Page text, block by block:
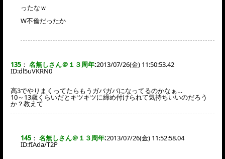
ったなｗ
W不倫だったか
135 ： 名無しさん＠１３周年:2013/07/26(金) 11:50:53.42
ID:dl5uVKRN0
高3でやりまくってたらもうガバガバになってるのかなぁ…
10～13歳くらいだとキツキツに締め付けられて気持ちいいのだろう
か？教えて
145 ： 名無しさん＠１３周年:2013/07/26(金) 11:52:58.04
ID:fIAda/T2P